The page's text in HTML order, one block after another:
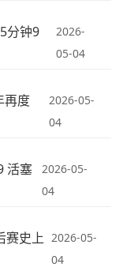
分钟9
2026-
05-04
再度
2026-05-
04
活塞
2026-05-
04
赛史上 2026-05-
04